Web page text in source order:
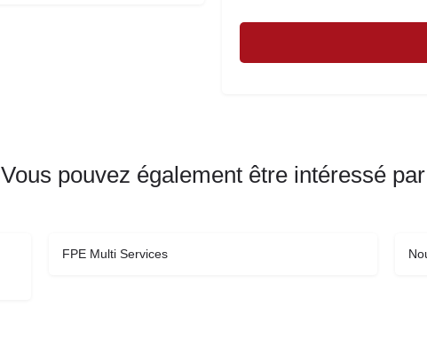
Vous pouvez également être intéressé par
FPE Multi Services